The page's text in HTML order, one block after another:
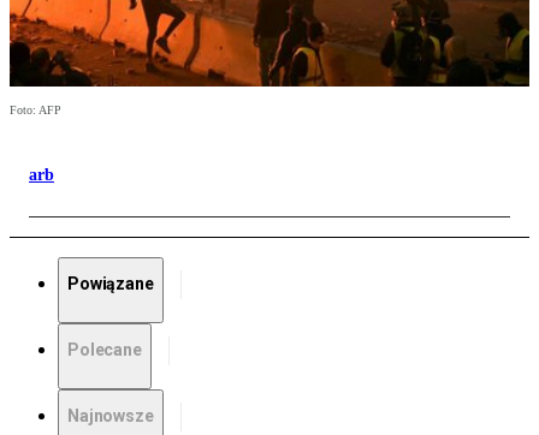
Foto: AFP
arb
Powiązane
Polecane
Najnowsze